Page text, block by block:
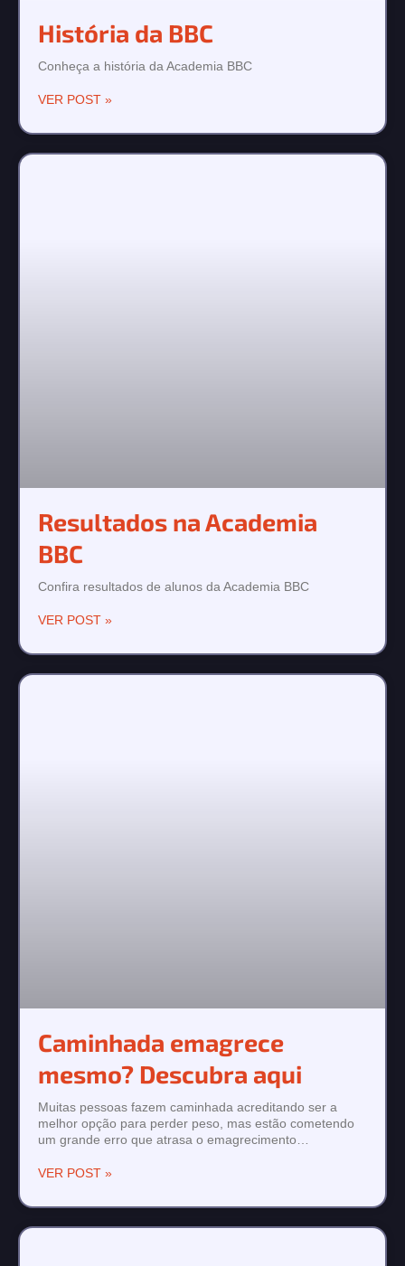
História da BBC
Conheça a história da Academia BBC
VER POST »
Resultados na Academia
BBC
Confira resultados de alunos da Academia BBC
VER POST »
Caminhada emagrece
mesmo? Descubra aqui
Muitas pessoas fazem caminhada acreditando ser a
melhor opção para perder peso, mas estão cometendo
um grande erro que atrasa o emagrecimento…
VER POST »